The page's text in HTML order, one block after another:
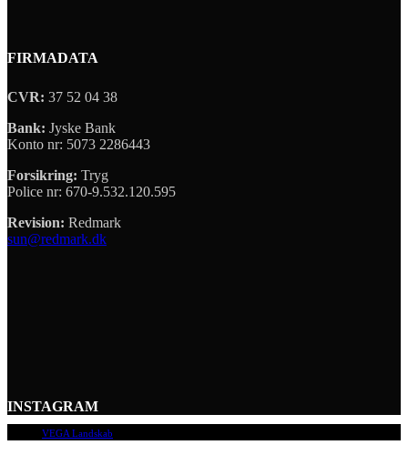
FIRMADATA
CVR: 37 52 04 38
Bank: Jyske Bank
Konto nr: 5073 2286443
Forsikring: Tryg
Police nr: 670-9.532.120.595
Revision: Redmark
sun@redmark.dk
INSTAGRAM
VEGA Landskab